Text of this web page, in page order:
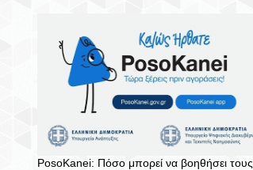
PosoKanei: Πόσο μπορεί να βοηθήσει τους